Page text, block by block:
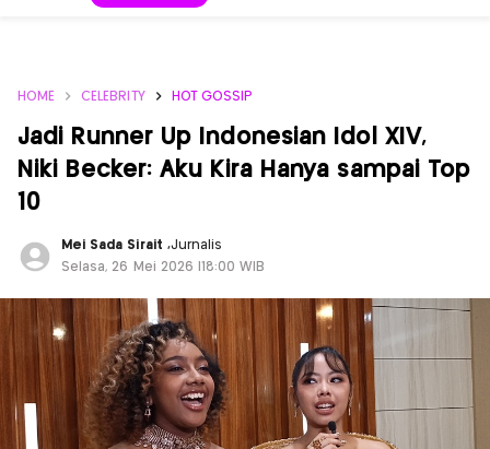
HOME CELEBRITY HOT GOSSIP
Jadi Runner Up Indonesian Idol XIV,
Niki Becker: Aku Kira Hanya sampai Top
10
Mei Sada Sirait ,Jurnalis
Selasa, 26 Mei 2026 |18:00 WIB